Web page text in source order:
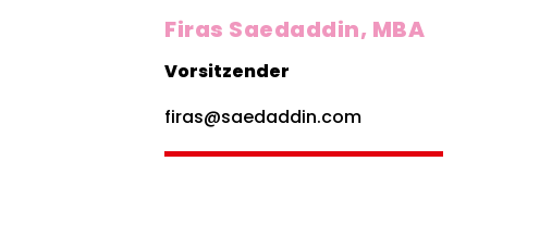
Firas Saedaddin, MBA
Vorsitzender
firas@saedaddin.com